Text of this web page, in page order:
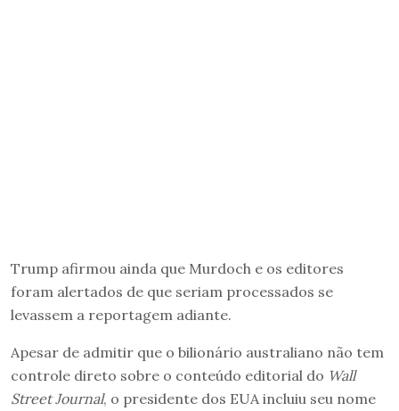
Trump afirmou ainda que Murdoch e os editores
foram alertados de que seriam processados se
levassem a reportagem adiante.
Apesar de admitir que o bilionário australiano não tem
controle direto sobre o conteúdo editorial do Wall
Street Journal, o presidente dos EUA incluiu seu nome